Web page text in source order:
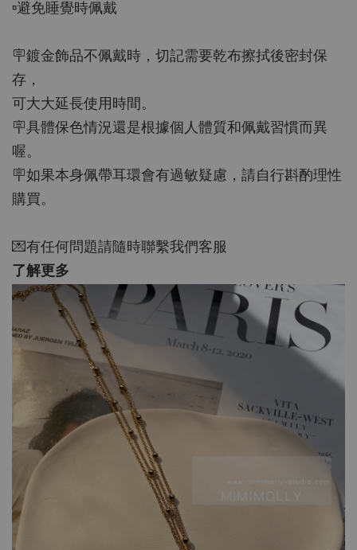
▫️避免睡覺時佩戴
🪧鍍金飾品不佩戴時，切記需要乾布擦拭後密封保
存，
可大大延長使用時間。
🪧具體保色情況還是根據個人體質和佩戴習慣而異
喔。
🪧如果本身佩帶耳環會有過敏疑慮，請自行斟酌理性
購買。
💌有任何問題請隨時聯繫我們客服
了解更多